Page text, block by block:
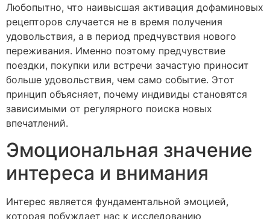
Любопытно, что наивысшая активация дофаминовых
рецепторов случается не в время получения
удовольствия, а в период предчувствия нового
переживания. Именно поэтому предчувствие
поездки, покупки или встречи зачастую приносит
больше удовольствия, чем само событие. Этот
принцип объясняет, почему индивиды становятся
зависимыми от регулярного поиска новых
впечатлений.
Эмоциональная значение
интереса и внимания
Интерес является фундаментальной эмоцией,
которая побуждает нас к исследованию